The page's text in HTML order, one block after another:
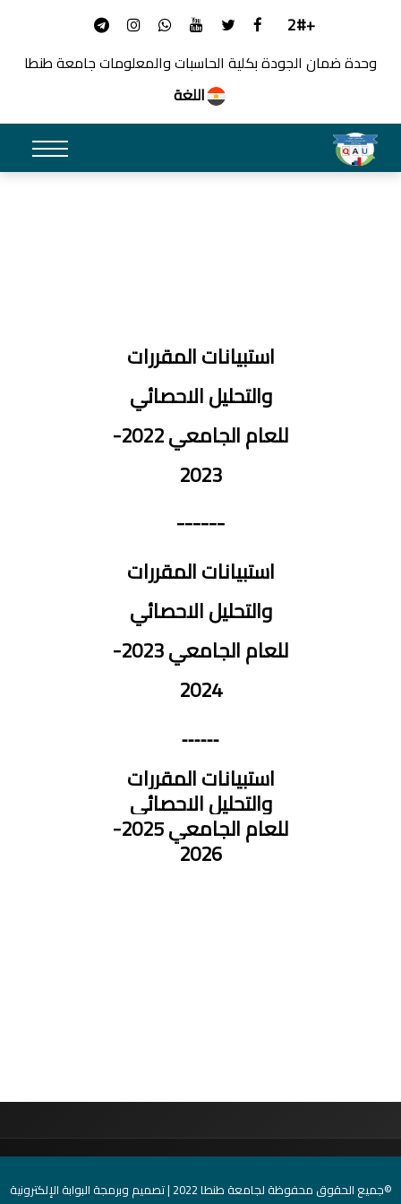
+2#
وحدة ضمان الجودة بكلية الحاسبات والمعلومات جامعة طنطا
اللغة
استبيانات المقررات
والتحليل الاحصائي
للعام الجامعي 2022-
2023
------
استبيانات المقررات
والتحليل الاحصائي
للعام الجامعي 2023-
2024
------
استبيانات المقررات
والتحليل الاحصائي
للعام الجامعي 2025-
2026
©جميع الحقوق محفوظة لجامعة طنطا 2022 | تصميم وبرمجة البوابة الإلكترونية